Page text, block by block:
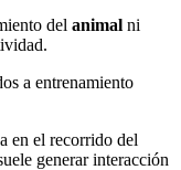
del animal ni
a entrenamiento
en el recorrido del
generar interacción